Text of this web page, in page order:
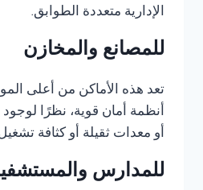
الإدارية متعددة الطوابق.
للمصانع والمخازن
تعد هذه الأماكن من أعلى
أنظمة أمان قوية، نظرًا لوجود
أو معدات ثقيلة أو كثافة
للمدارس